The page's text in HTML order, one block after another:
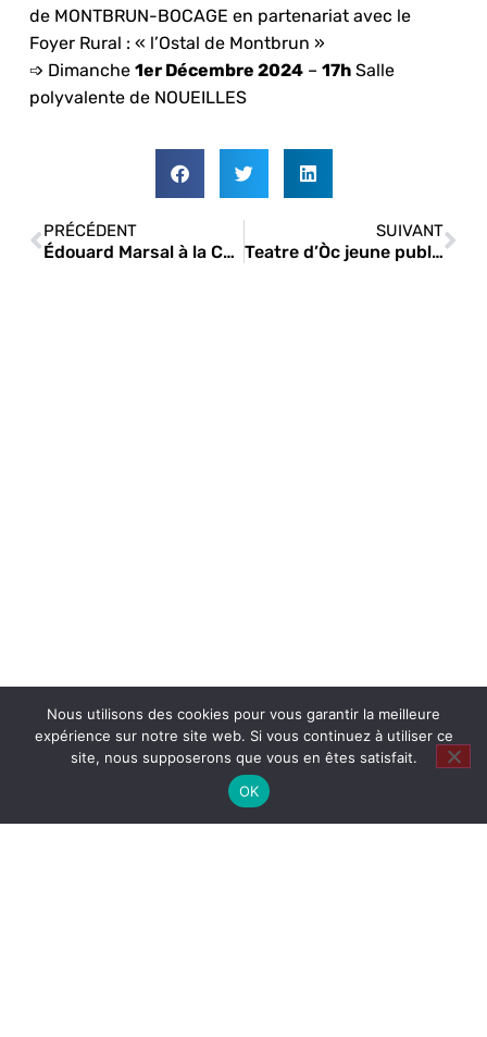
de MONTBRUN-BOCAGE en partenariat avec le
Foyer Rural : « l’Ostal de Montbrun »
➩ Dimanche 1er Décembre 2024– 17hSalle
polyvalente de NOUEILLES
PRÉCÉDENT
Édouard Marsal à la Comédie du Livre de Montpellier
SUIVANT
Teatre d’Òc jeune public dans l’Aude
Nous utilisons des cookies pour vous garantir la meilleure
expérience sur notre site web. Si vous continuez à utiliser ce
site, nous supposerons que vous en êtes satisfait.
OK